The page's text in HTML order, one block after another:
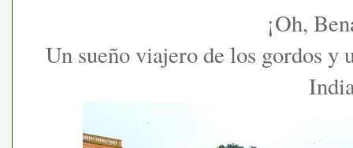
¡Oh,
Un sueño viajero de los gordos y